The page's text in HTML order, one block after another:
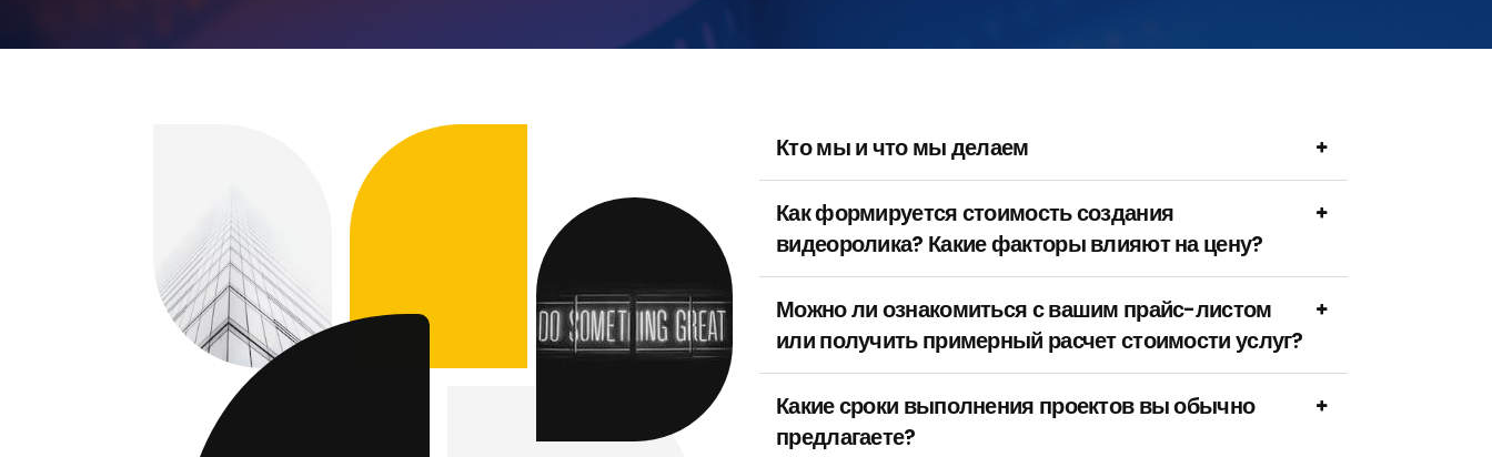
Кто мы и что мы делаем
Как формируется стоимость создания
видеоролика? Какие факторы влияют на цену?
Можно ли ознакомиться с вашим прайс-листом
или получить примерный расчет стоимости услуг?
Какие сроки выполнения проектов вы обычно
предлагаете?